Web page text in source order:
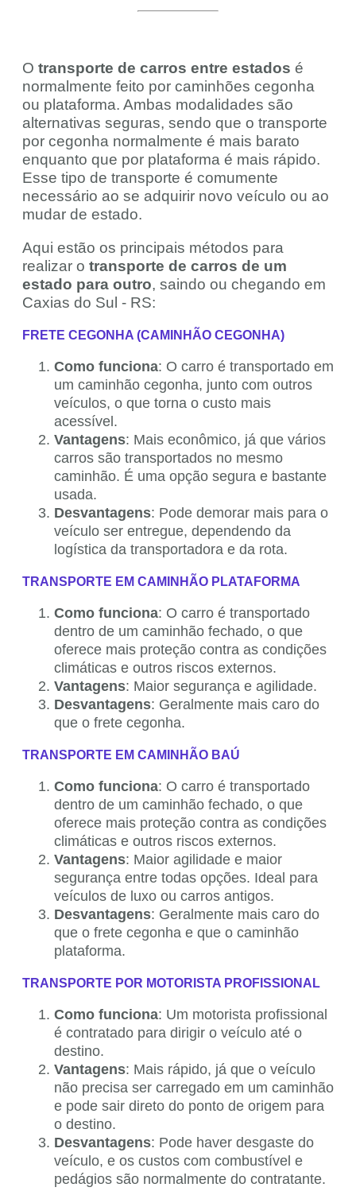
O transporte de carros entre estados é
normalmente feito por caminhões cegonha
ou plataforma. Ambas modalidades são
alternativas seguras, sendo que o transporte
por cegonha normalmente é mais barato
enquanto que por plataforma é mais rápido.
Esse tipo de transporte é comumente
necessário ao se adquirir novo veículo ou ao
mudar de estado.
Aqui estão os principais métodos para
realizar o transporte de carros de um
estado para outro, saindo ou chegando em
Caxias do Sul - RS:
FRETE CEGONHA (CAMINHÃO CEGONHA)
Como funciona: O carro é transportado em
um caminhão cegonha, junto com outros
veículos, o que torna o custo mais
acessível.
Vantagens: Mais econômico, já que vários
carros são transportados no mesmo
caminhão. É uma opção segura e bastante
usada.
Desvantagens: Pode demorar mais para o
veículo ser entregue, dependendo da
logística da transportadora e da rota.
TRANSPORTE EM CAMINHÃO PLATAFORMA
Como funciona: O carro é transportado
dentro de um caminhão fechado, o que
oferece mais proteção contra as condições
climáticas e outros riscos externos.
Vantagens: Maior segurança e agilidade.
Desvantagens: Geralmente mais caro do
que o frete cegonha.
TRANSPORTE EM CAMINHÃO BAÚ
Como funciona: O carro é transportado
dentro de um caminhão fechado, o que
oferece mais proteção contra as condições
climáticas e outros riscos externos.
Vantagens: Maior agilidade e maior
segurança entre todas opções. Ideal para
veículos de luxo ou carros antigos.
Desvantagens: Geralmente mais caro do
que o frete cegonha e que o caminhão
plataforma.
TRANSPORTE POR MOTORISTA PROFISSIONAL
Como funciona: Um motorista profissional
é contratado para dirigir o veículo até o
destino.
Vantagens: Mais rápido, já que o veículo
não precisa ser carregado em um caminhão
e pode sair direto do ponto de origem para
o destino.
Desvantagens: Pode haver desgaste do
veículo, e os custos com combustível e
pedágios são normalmente do contratante.